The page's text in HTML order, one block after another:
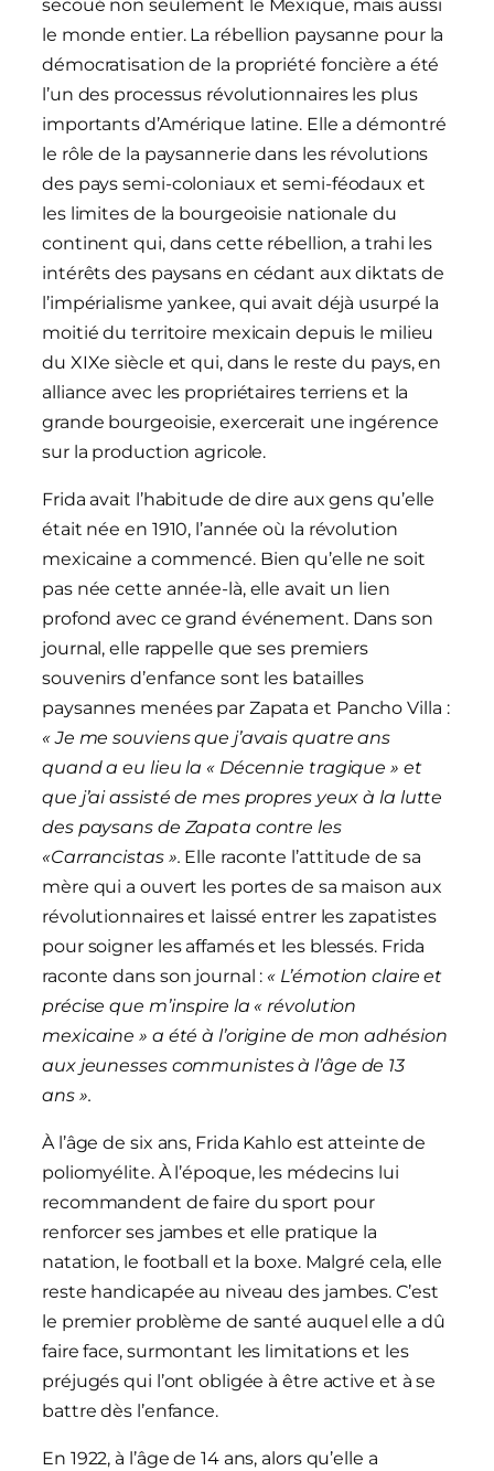
secoué non seulement le Mexique, mais aussi
le monde entier. La rébellion paysanne pour la
démocratisation de la propriété foncière a été
l’un des processus révolutionnaires les plus
importants d’Amérique latine. Elle a démontré
le rôle de la paysannerie dans les révolutions
des pays semi-coloniaux et semi-féodaux et
les limites de la bourgeoisie nationale du
continent qui, dans cette rébellion, a trahi les
intérêts des paysans en cédant aux diktats de
l’impérialisme yankee, qui avait déjà usurpé la
moitié du territoire mexicain depuis le milieu
du XIXe siècle et qui, dans le reste du pays, en
alliance avec les propriétaires terriens et la
grande bourgeoisie, exercerait une ingérence
sur la production agricole.
Frida avait l’habitude de dire aux gens qu’elle
était née en 1910, l’année où la révolution
mexicaine a commencé. Bien qu’elle ne soit
pas née cette année-là, elle avait un lien
profond avec ce grand événement. Dans son
journal, elle rappelle que ses premiers
souvenirs d’enfance sont les batailles
paysannes menées par Zapata et Pancho Villa :
« Je me souviens que j’avais quatre ans
quand a eu lieu la « Décennie tragique » et
que j’ai assisté de mes propres yeux à la lutte
des paysans de Zapata contre les
«Carrancistas ». Elle raconte l’attitude de sa
mère qui a ouvert les portes de sa maison aux
révolutionnaires et laissé entrer les zapatistes
pour soigner les affamés et les blessés. Frida
raconte dans son journal : « L’émotion claire et
précise que m’inspire la « révolution
mexicaine » a été à l’origine de mon adhésion
aux jeunesses communistes à l’âge de 13
ans ».
À l’âge de six ans, Frida Kahlo est atteinte de
poliomyélite. À l’époque, les médecins lui
recommandent de faire du sport pour
renforcer ses jambes et elle pratique la
natation, le football et la boxe. Malgré cela, elle
reste handicapée au niveau des jambes. C’est
le premier problème de santé auquel elle a dû
faire face, surmontant les limitations et les
préjugés qui l’ont obligée à être active et à se
battre dès l’enfance.
En 1922, à l’âge de 14 ans, alors qu’elle a